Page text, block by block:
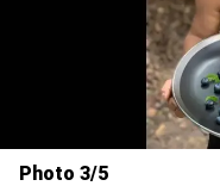
Photo 3/5